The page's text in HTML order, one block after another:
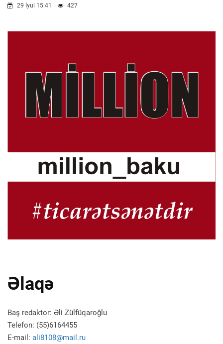
29 İyul 15:41 427
Əlaqə
Baş redaktor: Əli Zülfüqaroğlu
Telefon: (55)6164455
E-mail: ali8108@mail.ru